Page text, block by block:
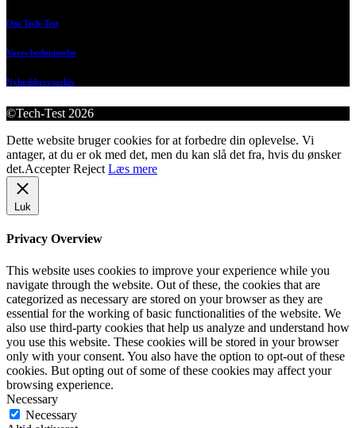
Om Tech-Test
Vores bedømmelse
Nyhedsbrevsarkiv
©Tech-Test 2026
Dette website bruger cookies for at forbedre din oplevelse. Vi
antager, at du er ok med det, men du kan slå det fra, hvis du ønsker
det.Accepter Reject Læs mere
Luk
Privacy Overview
This website uses cookies to improve your experience while you
navigate through the website. Out of these, the cookies that are
categorized as necessary are stored on your browser as they are
essential for the working of basic functionalities of the website. We
also use third-party cookies that help us analyze and understand how
you use this website. These cookies will be stored in your browser
only with your consent. You also have the option to opt-out of these
cookies. But opting out of some of these cookies may affect your
browsing experience.
Necessary
Necessary